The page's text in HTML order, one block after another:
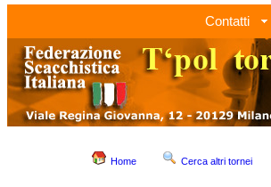
Contatti
Home Cerca altri tornei